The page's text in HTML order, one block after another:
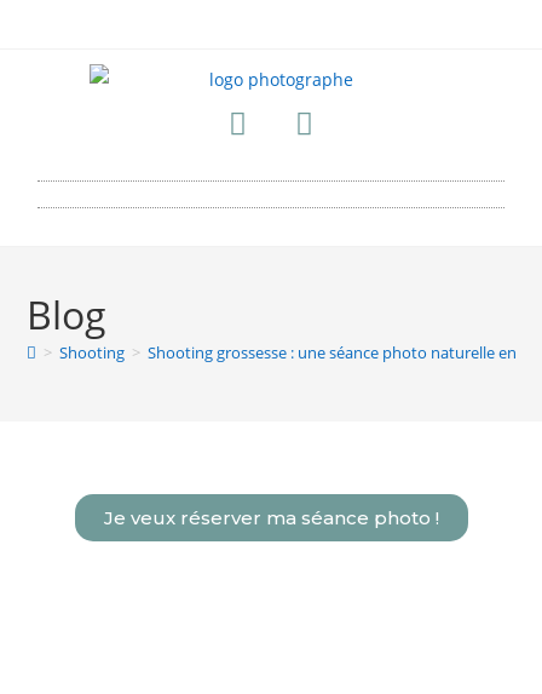
Blog
> Shooting > Shooting grossesse : une séance photo naturelle en
Je veux réserver ma séance photo !